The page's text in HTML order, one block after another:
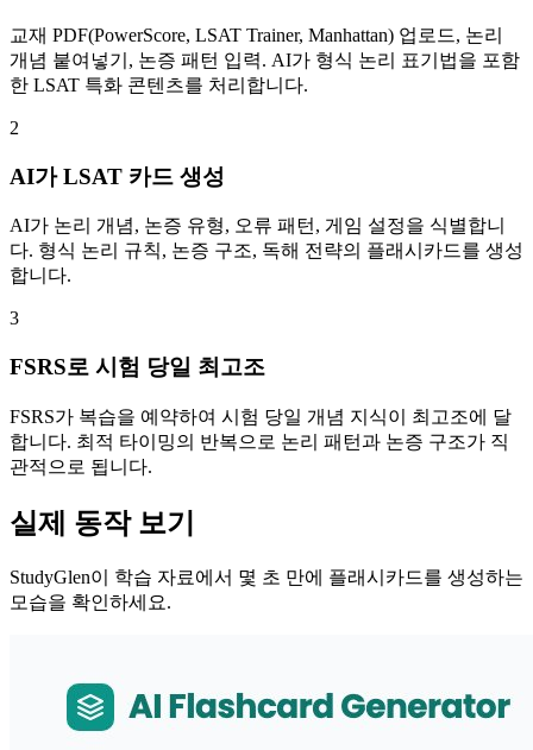
교재 PDF(PowerScore, LSAT Trainer, Manhattan) 업로드, 논리
개념 붙여넣기, 논증 패턴 입력. AI가 형식 논리 표기법을 포함
한 LSAT 특화 콘텐츠를 처리합니다.
2
AI가 LSAT 카드 생성
AI가 논리 개념, 논증 유형, 오류 패턴, 게임 설정을 식별합니
다. 형식 논리 규칙, 논증 구조, 독해 전략의 플래시카드를 생성
합니다.
3
FSRS로 시험 당일 최고조
FSRS가 복습을 예약하여 시험 당일 개념 지식이 최고조에 달
합니다. 최적 타이밍의 반복으로 논리 패턴과 논증 구조가 직
관적으로 됩니다.
실제 동작 보기
StudyGlen이 학습 자료에서 몇 초 만에 플래시카드를 생성하는
모습을 확인하세요.